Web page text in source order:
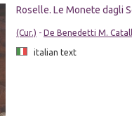
Roselle. Le Monete dagli
(Cur.) - De Benedetti M.
italian text